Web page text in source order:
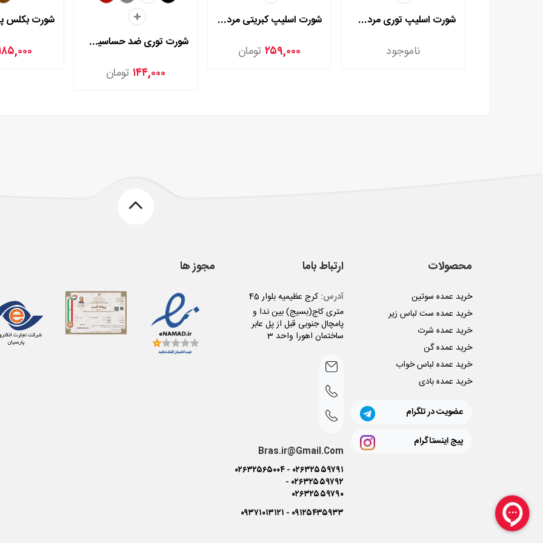
شورت اسلیپ توری مردی مدل 2002
ناموجود
شورت اسلیپ کبریتی مردی مدل 2025
۲۵۹,۰۰۰تومان
شورت توری ضد حساسیت مردی مدل 2006
۱۴۴,۰۰۰تومان
محصولات
خرید عمده سوتین
خرید عمده ست لباس زیر
خرید عمده شرت
خرید عمده گن
خرید عمده لباس خواب
خرید عمده بادی
عضویت در تلگرام
پیج اینستاگرام
ارتباط باما
آدرس:
کرج عظیمیه بلوار 45
متری کاج(بسیج) بین ندا و
پامچال جنوبی قبل از پل عابر
ساختمان اهورا واحد 3
Bras.ir@Gmail.Com
۰۲۶۳۲۵۵۹۷۹۱ -۰۲۶۳۲۵۶۵۰۰۴
۰۲۶۳۲۵۵۹۷۹۲ -
۰۲۶۳۲۵۵۹۷۹۰
۰۹۱۲۵۴۳۵۹۳۳ - ۰۹۳۷۱۰۱۳۱۲۱
مجوز ها